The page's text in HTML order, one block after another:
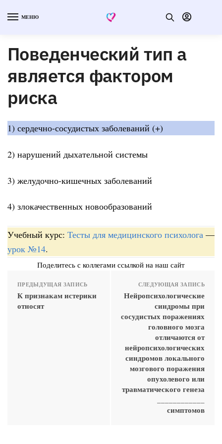
МЕНЮ
Поведенческий тип а
является фактором
риска
1) сердечно-сосудистых заболеваний (+)
2) нарушений дыхательной системы
3) желудочно-кишечных заболеваний
4) злокачественных новообразований
Учебный курс: Тесты для медицинского психолога —
урок №14.
Поделитесь с коллегами ссылкой на наш сайт
ПРЕДЫДУЩАЯ ЗАПИСЬ
К признакам истерики
относят
СЛЕДУЮЩАЯ ЗАПИСЬ
Нейропсихологические
синдромы при
сосудистых поражениях
головного мозга
отличаются от
нейропсихологических
синдромов локального
мозгового поражения
опухолевого или
травматического генеза
симптомов